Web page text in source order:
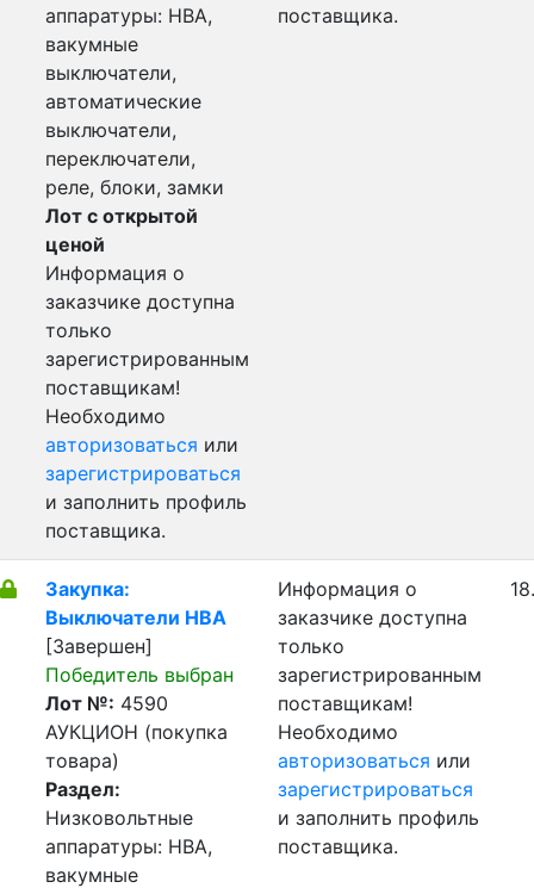
аппаратуры: НВА,
вакумные
выключатели,
автоматические
выключатели,
переключатели,
реле, блоки, замки
Лот с открытой
ценой
Информация о
заказчике доступна
только
зарегистрированным
поставщикам!
Необходимо
авторизоваться или
зарегистрироваться
и заполнить профиль
поставщика.
поставщика.
Закупка:
Выключатели НВА
[Завершен]
Победитель выбран
Лот №: 4590
АУКЦИОН (покупка
товара)
Раздел:
Низковольтные
аппаратуры: НВА,
вакумные
Информация о
заказчике доступна
только
зарегистрированным
поставщикам!
Необходимо
авторизоваться или
зарегистрироваться
и заполнить профиль
поставщика.